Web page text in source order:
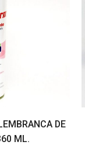
DE
ML.